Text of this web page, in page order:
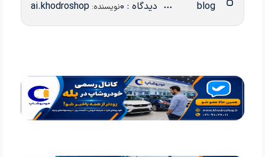
دیدگاه : 0 نویسنده:ai.khodroshop